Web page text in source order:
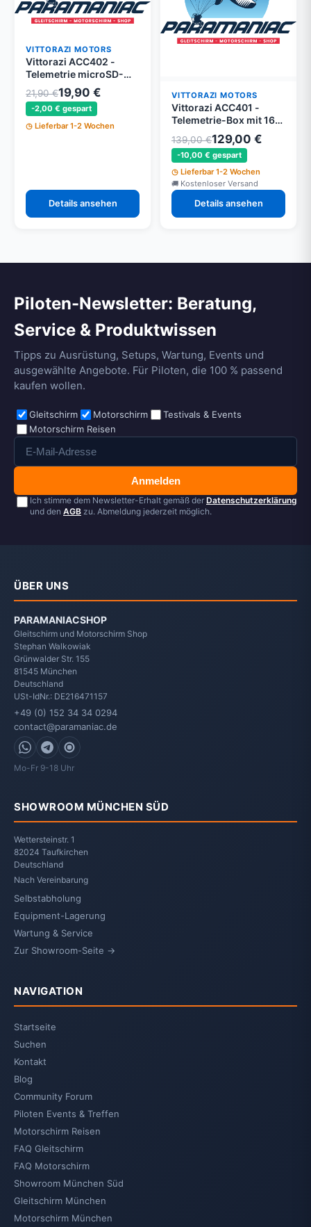
VITTORAZI MOTORS
Vittorazi ACC402 -
Telemetrie microSD-
Karten 16 GB - 2 Stück -
Moster 185 EFI
21,90 €19,90 €
-2,00 € gespart
Lieferbar 1-2 Wochen
Details ansehen
VITTORAZI MOTORS
Vittorazi ACC401 -
Telemetrie-Box mit 16
GB microSD - Moster
185 EFI
139,00 €129,00 €
-10,00 € gespart
Lieferbar 1-2 Wochen
Kostenloser Versand
Details ansehen
Piloten-Newsletter: Beratung,
Service & Produktwissen
Tipps zu Ausrüstung, Setups, Wartung, Events und
ausgewählte Angebote. Für Piloten, die 100 % passend
kaufen wollen.
Gleitschirm Motorschirm
Testivals & Events
Motorschirm Reisen
Anmelden
Ich stimme dem Newsletter-Erhalt gemäß der Datenschutzerklärung
und den AGB zu. Abmeldung jederzeit möglich.
ÜBER UNS
PARAMANIACSHOP
Gleitschirm und Motorschirm Shop
Stephan Walkowiak
Grünwalder Str. 155
81545 München
Deutschland
USt-IdNr.: DE216471157
+49 (0) 152 34 34 0294
contact@paramaniac.de
WhatsApp
Telegram
Signal
Mo-Fr 9-18 Uhr
SHOWROOM MÜNCHEN SÜD
Wettersteinstr. 1
82024 Taufkirchen
Deutschland
Nach Vereinbarung
Selbstabholung
Equipment-Lagerung
Wartung & Service
Zur Showroom-Seite →
NAVIGATION
Startseite
Suchen
Kontakt
Blog
Community Forum
Piloten Events & Treffen
Motorschirm Reisen
FAQ Gleitschirm
FAQ Motorschirm
Showroom München Süd
Gleitschirm München
Motorschirm München